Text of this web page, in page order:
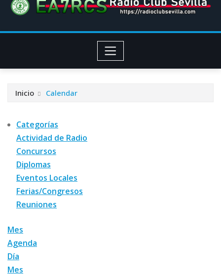
Inicio Calendar
Categorías
Actividad de Radio
Concursos
Diplomas
Eventos Locales
Ferias/Congresos
Reuniones
Mes
Agenda
Día
Mes